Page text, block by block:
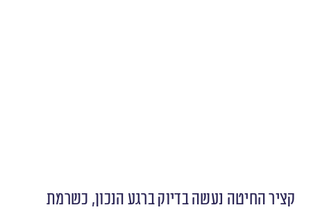
קציר החיטה נעשה בדיוק ברגע הנכון, כשרמת